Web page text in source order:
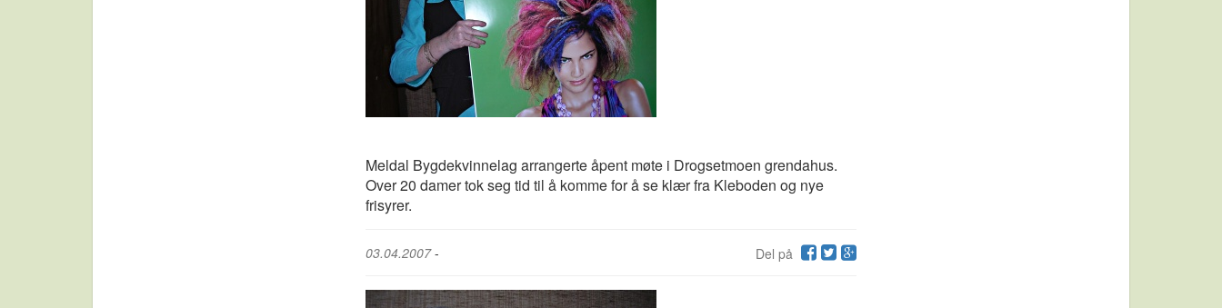
Meldal Bygdekvinnelag arrangerte åpent møte i Drogsetmoen grendahus.
Over 20 damer tok seg tid til å komme for å se klær fra Kleboden og nye
frisyrer.
Del på
03.04.2007-